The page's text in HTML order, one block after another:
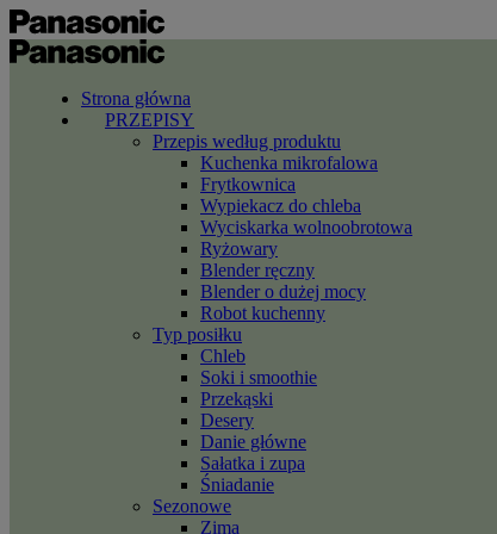
Strona główna
PRZEPISY
Przepis według produktu
Kuchenka mikrofalowa
Frytkownica
Wypiekacz do chleba
Wyciskarka wolnoobrotowa
Ryżowary
Blender ręczny
Blender o dużej mocy
Robot kuchenny
Typ posiłku
Chleb
Soki i smoothie
Przekąski
Desery
Danie główne
Sałatka i zupa
Śniadanie
Sezonowe
Zima